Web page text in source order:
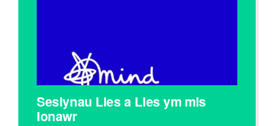
Sesiynau Lles a Lles ym mis
Ionawr